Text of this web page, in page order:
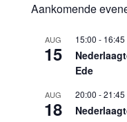
Aankomende
AUG
15
15:00 - 16:45
Ede
AUG
18
20:00 -21:45